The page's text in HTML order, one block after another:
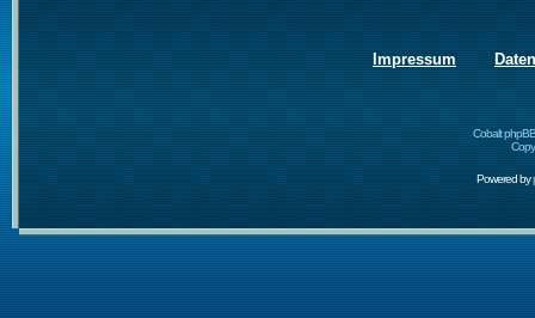
Impressum
Cobalt
Powered by